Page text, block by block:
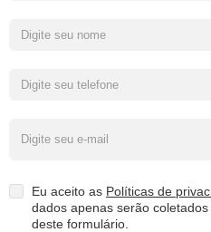
Eu aceito as Políticas de
dados apenas serão
deste formulário.